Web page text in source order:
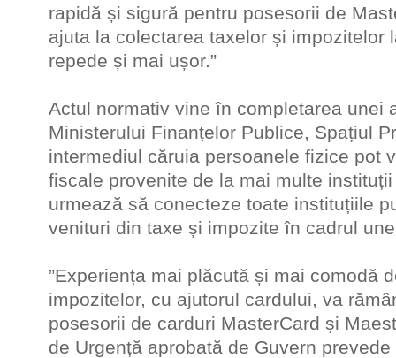
rapidă și sigură pentru posesorii de
ajuta la colectarea taxelor și impozitelor
repede și mai ușor.”
Actul normativ vine în completarea unei
Ministerului Finanțelor Publice, Spațiul
intermediul căruia persoanele fizice pot
fiscale provenite de la mai multe
urmează să conecteze toate instituțiile
venituri din taxe și impozite în cadrul
”Experiența mai plăcută și mai comodă
impozitelor, cu ajutorul cardului, va
posesorii de carduri MasterCard și
de Urgență aprobată de Guvern